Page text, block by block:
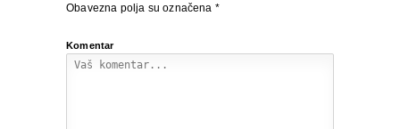
Obavezna polja su označena *
Komentar